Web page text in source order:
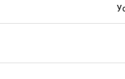
удовлетворяем